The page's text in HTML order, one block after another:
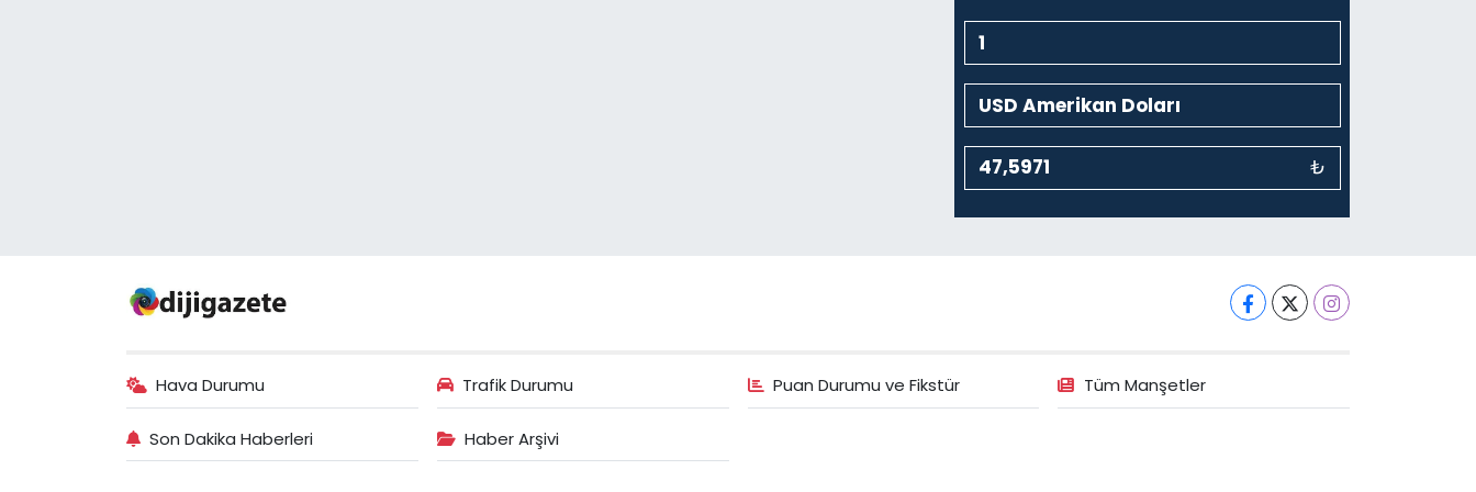
₺
Hava Durumu Trafik Durumu Puan Durumu ve Fikstür Tüm Manşetler
Son Dakika Haberleri Haber Arşivi